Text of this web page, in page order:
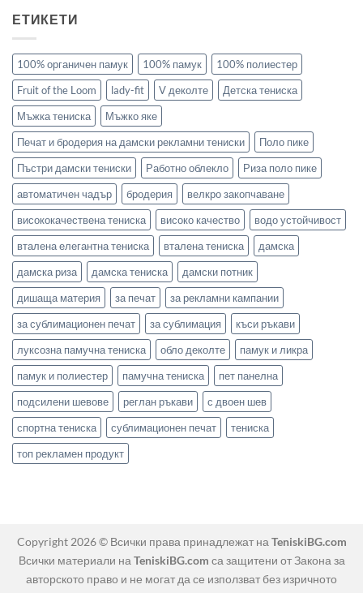
ЕТИКЕТИ
100% органичен памук 100% памук
100% полиестер
Fruit of the Loom
lady-fit V деколте
Детска тениска
Мъжка тениска
Мъжко яке
Печат и бродерия на дамски рекламни тениски
Поло пике
Пъстри дамски тениски
Работно облекло
Риза поло пике
автоматичен чадър
бродерия
велкро закопчаване
висококачествена тениска
високо качество
водо устойчивост
вталена елегантна тениска
вталена тениска
дамска
дамска риза
дамска тениска
дамски потник
дишаща материя
за печат
за рекламни кампании
за сублимационен печат
за сублимация
къси ръкави
луксозна памучна тениска
обло деколте
памук и ликра
памук и полиестер
памучна тениска
пет панелна
подсилени шевове
реглан ръкави
с двоен шев
спортна тениска
сублимационен печат
тениска
топ рекламен продукт
Copyright 2026 © Всички права принадлежат на TeniskiBG.com
Всички материали на TeniskiBG.com са защитени от Закона за
авторското право и не могат да се използват без изричното